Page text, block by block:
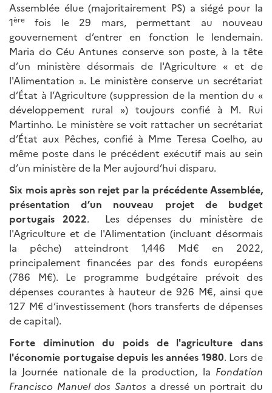
Assemblée élue (majoritairement PS) a siégé pour la
1ère
fois le 29 mars, permettant au nouveau
gouvernement d’entrer en fonction le lendemain.
Maria do Céu Antunes conserve son poste, à la tête
d’un ministère désormais de l'Agriculture « et de
l'Alimentation ». Le ministère conserve un secrétariat
d’État à l’Agriculture (suppression de la mention du «
développement rural ») toujours confié à M. Rui
Martinho. Le ministère se voit rattacher un secrétariat
d’État aux Pêches, confié à Mme Teresa Coelho, au
même poste dans le précédent exécutif mais au sein
d’un ministère de la Mer aujourd’hui disparu.
Six mois après son rejet par la précédente Assemblée,
présentation d’un nouveau projet de budget
portugais 2022. Les dépenses du ministère de
l'Agriculture et de l'Alimentation (incluant désormais
la pêche) atteindront 1,446 Md€ en 2022,
principalement financées par des fonds européens
(786 M€). Le programme budgétaire prévoit des
dépenses courantes à hauteur de 926 M€, ainsi que
127 M€ d’investissement (hors transferts de dépenses
de capital).
Forte diminution du poids de l'agriculture dans
l'économie portugaise depuis les années 1980. Lors de
la Journée nationale de la production, la Fondation
Francisco Manuel dos Santosa dressé un portrait du